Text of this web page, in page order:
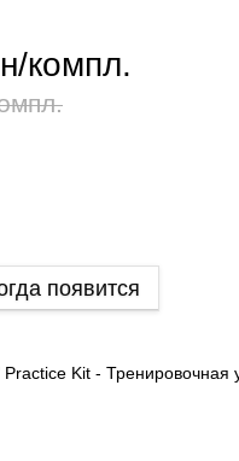
компл.
появится
Kit - Тренировочная